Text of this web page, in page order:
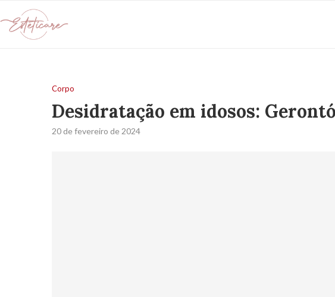
Corpo
Desidratação em idosos:
20 de fevereiro de 2024